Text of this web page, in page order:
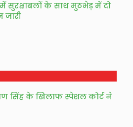
सुरक्षाबलों के साथ मुठभेड़ में दो
सिंह के खिलाफ स्पेशल कोर्ट ने